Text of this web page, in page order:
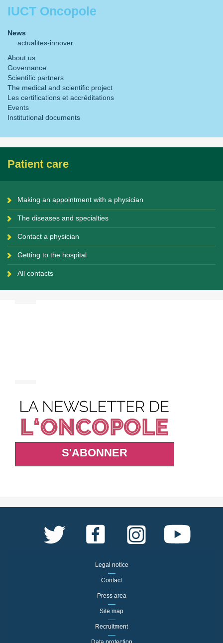
IUCT Oncopole
News
actualites-innover
About us
Governance
Scientific partners
The medical and scientific project
Les certifications et accréditations
Events
Institutional documents
Patient care
Making an appointment with a physician
The diseases and specialties
Contact a physician
Getting to the hospital
All contacts
S'ABONNER
Legal notice
Contact
Press area
Site map
Recruitment